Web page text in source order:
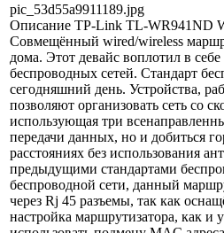
pic_53d55a9911189.jpg
Описание TP-Link TL-WR941ND
Совмещённый wired/wireless
дома. Этот девайс воплотил в
беспроводных сетей. Стандарт
сегодняшний день. Устройства,
позволяют организовать сеть со
использующая три
передачи данных, но и добиться
расстояниях без использования
предыдущими стандартами
беспроводной сети, данный
через Rj 45 разъемы, так как
настройка маршрутизатора, как и